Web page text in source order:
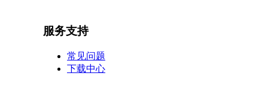
服务支持
常见问题
下载中心